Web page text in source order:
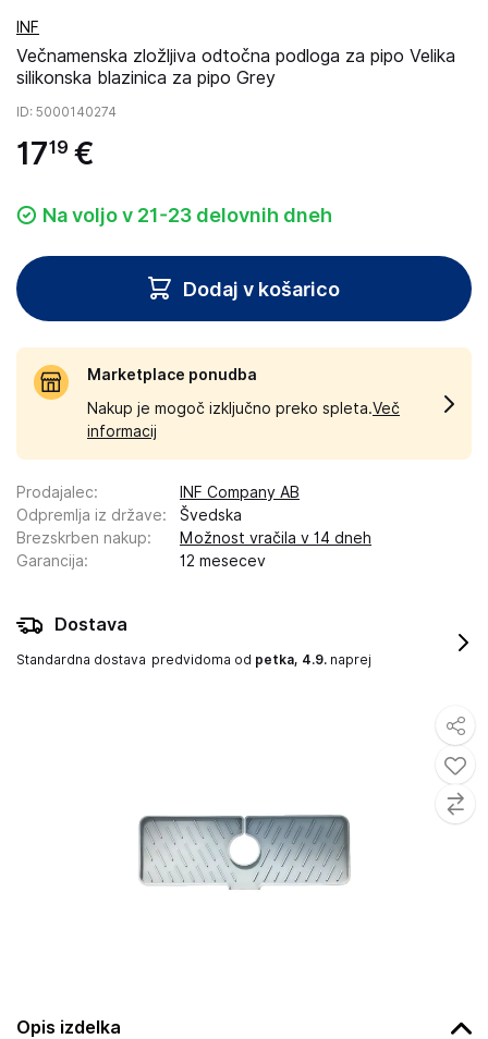
Opis izdelka
INF
Večnamenska zložljiva odtočna podloga za pipo Velika
silikonska blazinica za pipo Grey
ID: 5000140274
1719 €
Na voljo v 21-23 delovnih dneh
Dodaj v košarico
Marketplace ponudba
Nakup je mogoč izključno preko spleta.Več
informacij
Prodajalec:
INF Company AB
Odpremlja iz države:
Švedska
Brezskrben nakup:
Možnost vračila v 14 dneh
Garancija: 12 mesecev
Dostava
Standardna dostava predvidoma od petka, 4.9. naprej